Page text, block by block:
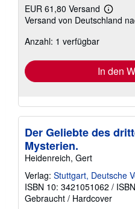
EUR 61,80 Versand
Weitere
Versand von Deutschland
Anzahl: 1 verfügbar
In den
Der Geliebte des
Mysterien.
Heidenreich, Gert
Verlag: Stuttgart, Deutsche
ISBN 10: 3421051062 /
Gebraucht / Hardcover